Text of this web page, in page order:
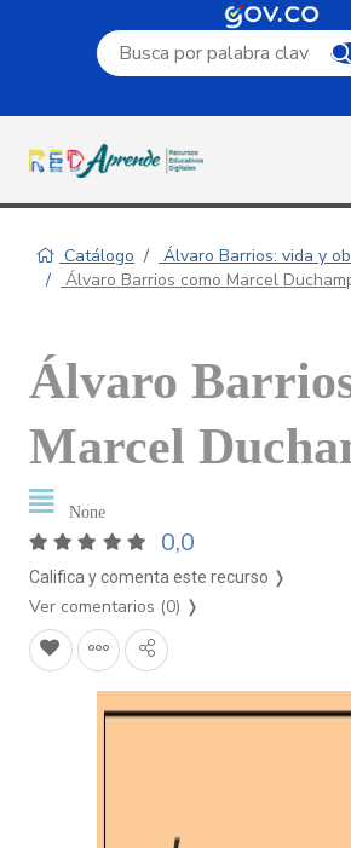
Campo de búsqueda por
Catálogo
Álvaro Barrios: vida y
Álvaro Barrios como Marcel
Álvaro
Marcel
None
0,0
Califica y comenta este recurso ❭
Ver comentarios (0) ❭